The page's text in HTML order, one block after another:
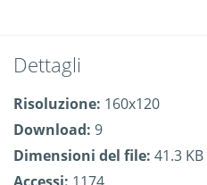
Dettagli
Risoluzione: 160x120
Download: 9
Dimensioni del file: 41.3 KB